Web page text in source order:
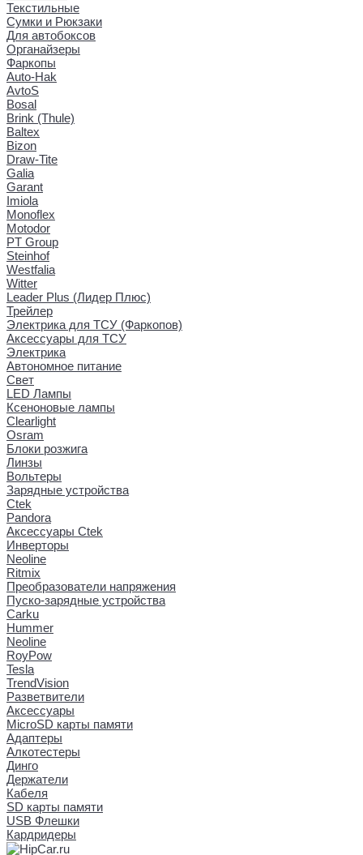
Текстильные
Сумки и Рюкзаки
Для автобоксов
Органайзеры
Фаркопы
Auto-Hak
AvtoS
Bosal
Brink (Thule)
Baltex
Bizon
Draw-Tite
Galia
Garant
Imiola
Monoflex
Motodor
PT Group
Steinhof
Westfalia
Witter
Leader Plus (Лидер Плюс)
Трейлер
Электрика для ТСУ (Фаркопов)
Аксессуары для ТСУ
Электрика
Автономное питание
Свет
LED Лампы
Ксеноновые лампы
Clearlight
Osram
Блоки розжига
Линзы
Вольтеры
Зарядные устройства
Ctek
Pandora
Аксессуары Ctek
Инверторы
Neoline
Ritmix
Преобразователи напряжения
Пуско-зарядные устройства
Carku
Hummer
Neoline
RoyPow
Tesla
TrendVision
Разветвители
Аксессуары
MicroSD карты памяти
Адаптеры
Алкотестеры
Динго
Держатели
Кабеля
SD карты памяти
USB Флешки
Кардридеры